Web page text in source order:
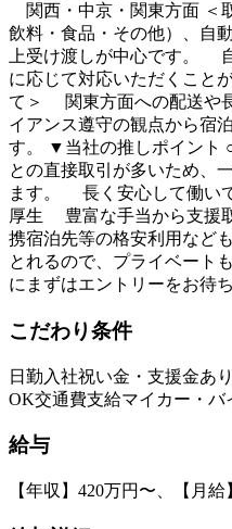
関西・中京・関東方面 ＜
飲料・食品・その他）、
上受け渡しが中心です。
に応じて対応いただくこと
て＞ 関東方面への配送や
イアンス遵守の観点から宿
す。 ▼当社の推しポイン
との直接取引が多いため、
ます。 長く安心して働い
厚生 豊富な手当から支援
携宿泊先等の格安利用など
とれるので、プライベート
にまずはエントリーをお待
こだわり条件
日勤 入社祝い金・支援金あり
OK交通費支給マイカー・バ
給与
【年収】420万円〜、【月給